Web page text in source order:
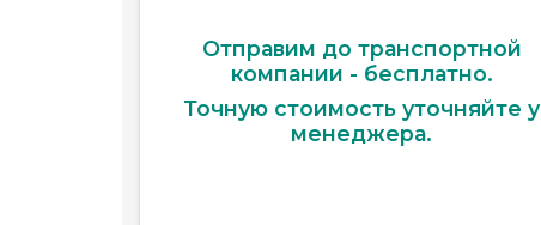
Отправим до транспортной
компании - бесплатно.
Точную стоимость уточняйте у
менеджера.